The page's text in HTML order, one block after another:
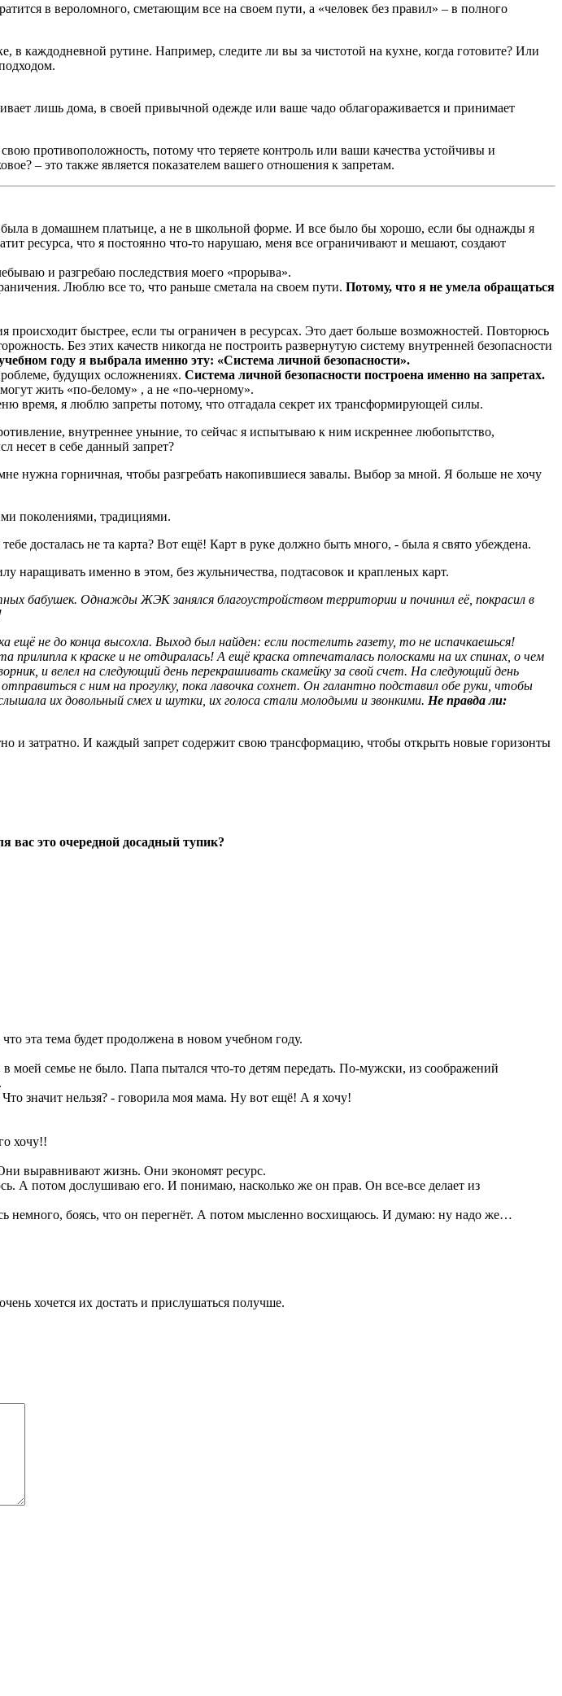
в вероломного, сметающим все на своем пути, а «человек без правил» – в полного
каждодневной рутине. Например, следите ли вы за чистотой на кухне, когда готовите? Или
лишь дома, в своей привычной одежде или ваше чадо облагораживается и принимает
противоположность, потому что теряете контроль или ваши качества устойчивы и
– это также является показателем вашего отношения к запретам.
в домашнем платьице, а не в школьной форме. И все было бы хорошо, если бы однажды я
ресурса, что я постоянно что-то нарушаю, меня все ограничивают и мешают, создают
и разгребаю последствия моего «прорыва».
Люблю все то, что раньше сметала на своем пути. Потому, что я не умела обращаться
происходит быстрее, если ты ограничен в ресурсах. Это дает больше возможностей. Повторюсь
Без этих качеств никогда не построить развернутую систему внутренней безопасности
году я выбрала именно эту: «Система личной безопасности».
будущих осложнениях. Система личной безопасности построена именно на запретах.
жить «по-белому» , а не «по-черному».
время, я люблю запреты потому, что отгадала секрет их трансформирующей силы.
внутреннее уныние, то сейчас я испытываю к ним искреннее любопытство,
несет в себе данный запрет?
нужна горничная, чтобы разгребать накопившиеся завалы. Выбор за мной. Я больше не хочу
поколениями, традициями.
досталась не та карта? Вот ещё! Карт в руке должно быть много, - была я свято убеждена.
наращивать именно в этом, без жульничества, подтасовок и крапленых карт.
бабушек. Однажды ЖЭК занялся благоустройством территории и починил её, покрасил в
ещё не до конца высохла. Выход был найден: если постелить газету, то не испачкаешься!
к краске и не отдиралась! А ещё краска отпечаталась полосками на их спинах, о чем
и велел на следующий день перекрашивать скамейку за свой счет. На следующий день
с ним на прогулку, пока лавочка сохнет. Он галантно подставил обе руки, чтобы
их довольный смех и шутки, их голоса стали молодыми и звонкими. Не правда ли:
и затратно. И каждый запрет содержит свою трансформацию, чтобы открыть новые горизонты
вас это очередной досадный тупик?
эта тема будет продолжена в новом учебном году.
семье не было. Папа пытался что-то детям передать. По-мужски, из соображений
значит нельзя? - говорила моя мама. Ну вот ещё! А я хочу!
хочу!!
выравнивают жизнь. Они экономят ресурс.
А потом дослушиваю его. И понимаю, насколько же он прав. Он все-все делает из
немного, боясь, что он перегнёт. А потом мысленно восхищаюсь. И думаю: ну надо же…
хочется их достать и прислушаться получше.